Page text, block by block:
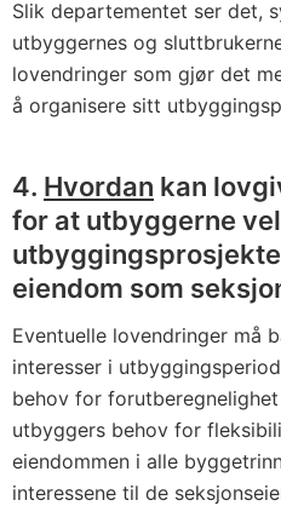
Slik departementet ser det,
utbyggernes og
lovendringer som gjør det
å organisere sitt
4. Hvordan kan
for at utbyggerne
eiendom som
Eventuelle lovendringer må
interesser i
behov for
utbyggers behov for
eiendommen i alle
interessene til de